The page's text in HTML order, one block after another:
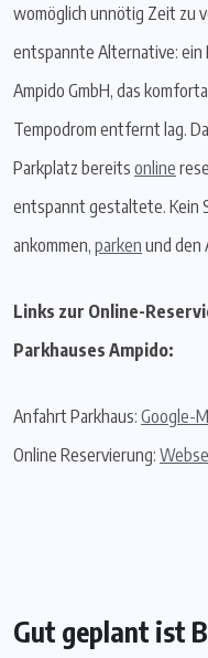
womöglich unnötig Zeit zu
entspannte Alternative: ein
Ampido GmbH, das
Tempodrom entfernt lag.
Parkplatz bereits online
entspannt gestaltete. Kein
ankommen, parken und den
Links zur Online-
Parkhauses Ampido:
Anfahrt Parkhaus: Google-
Online Reservierung:
Gut geplant ist